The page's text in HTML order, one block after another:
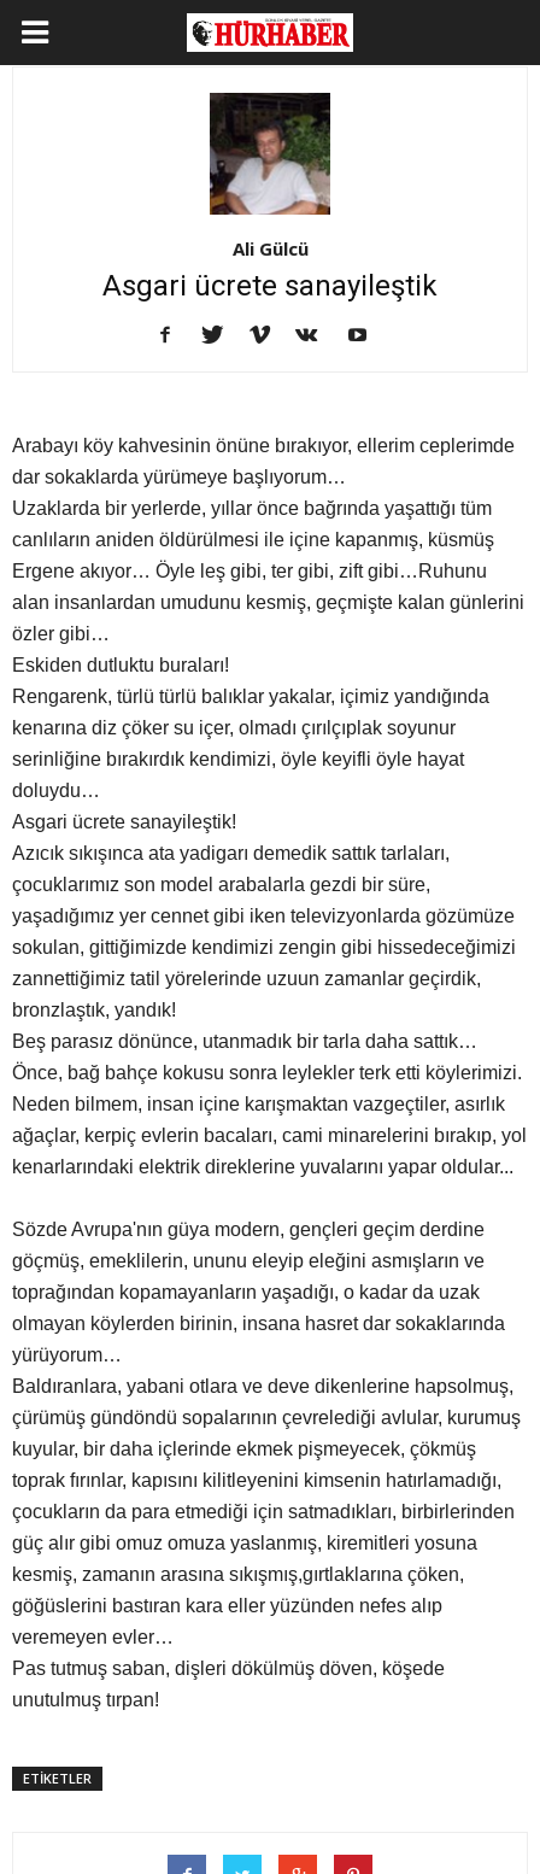
Ali Gülcü
Asgari ücrete sanayileştik
Arabayı köy kahvesinin önüne bırakıyor, ellerim ceplerimde
dar sokaklarda yürümeye başlıyorum…
Uzaklarda bir yerlerde, yıllar önce bağrında yaşattığı tüm
canlıların aniden öldürülmesi ile içine kapanmış, küsmüş
Ergene akıyor… Öyle leş gibi, ter gibi, zift gibi…Ruhunu
alan insanlardan umudunu kesmiş, geçmişte kalan günlerini
özler gibi…
Eskiden dutluktu buraları!
Rengarenk, türlü türlü balıklar yakalar, içimiz yandığında
kenarına diz çöker su içer, olmadı çırılçıplak soyunur
serinliğine bırakırdık kendimizi, öyle keyifli öyle hayat
doluydu…
Asgari ücrete sanayileştik!
Azıcık sıkışınca ata yadigarı demedik sattık tarlaları,
çocuklarımız son model arabalarla gezdi bir süre,
yaşadığımız yer cennet gibi iken televizyonlarda gözümüze
sokulan, gittiğimizde kendimizi zengin gibi hissedeceğimizi
zannettiğimiz tatil yörelerinde uzuun zamanlar geçirdik,
bronzlaştık, yandık!
Beş parasız dönünce, utanmadık bir tarla daha sattık…
Önce, bağ bahçe kokusu sonra leylekler terk etti köylerimizi.
Neden bilmem, insan içine karışmaktan vazgeçtiler, asırlık
ağaçlar, kerpiç evlerin bacaları, cami minarelerini bırakıp, yol
kenarlarındaki elektrik direklerine yuvalarını yapar oldular...
Sözde Avrupa'nın güya modern, gençleri geçim derdine
göçmüş, emeklilerin, ununu eleyip eleğini asmışların ve
toprağından kopamayanların yaşadığı, o kadar da uzak
olmayan köylerden birinin, insana hasret dar sokaklarında
yürüyorum…
Baldıranlara, yabani otlara ve deve dikenlerine hapsolmuş,
çürümüş gündöndü sopalarının çevrelediği avlular, kurumuş
kuyular, bir daha içlerinde ekmek pişmeyecek, çökmüş
toprak fırınlar, kapısını kilitleyenini kimsenin hatırlamadığı,
çocukların da para etmediği için satmadıkları, birbirlerinden
güç alır gibi omuz omuza yaslanmış, kiremitleri yosuna
kesmiş, zamanın arasına sıkışmış,gırtlaklarına çöken,
göğüslerini bastıran kara eller yüzünden nefes alıp
veremeyen evler…
Pas tutmuş saban, dişleri dökülmüş döven, köşede
unutulmuş tırpan!
ETİKETLER